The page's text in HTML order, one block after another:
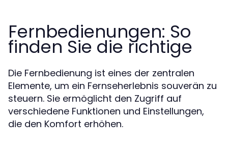
Fernbedienungen: So
finden Sie die richtige
Die Fernbedienung ist eines der zentralen
Elemente, um ein Fernseherlebnis souverän zu
steuern. Sie ermöglicht den Zugriff auf
verschiedene Funktionen und Einstellungen,
die den Komfort erhöhen.